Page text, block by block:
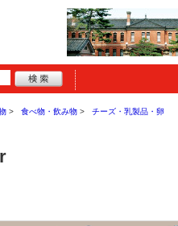
食べ物・飲み物 チーズ・乳製品・卵